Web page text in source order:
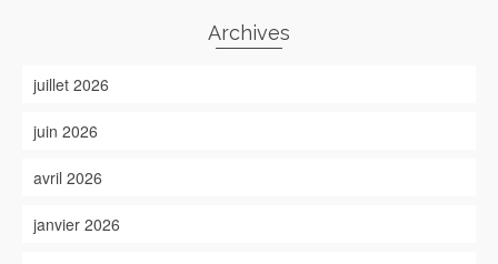
Archives
juillet 2026
juin 2026
avril 2026
janvier 2026